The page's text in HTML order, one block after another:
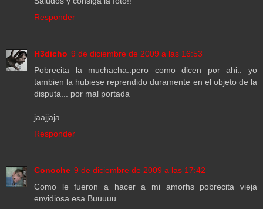
Responder
H3dicho 9 de diciembre de 2009 a las 16:53
Pobrecita la muchacha..pero como dicen por ahi.. yo
tambien la hubiese reprendido duramente en el objeto de la
disputa... por mal portada
jaajjaja
Responder
Conoche 9 de diciembre de 2009 a las 17:42
Como le fueron a hacer a mi amorhs pobrecita vieja
envidiosa esa Buuuuu